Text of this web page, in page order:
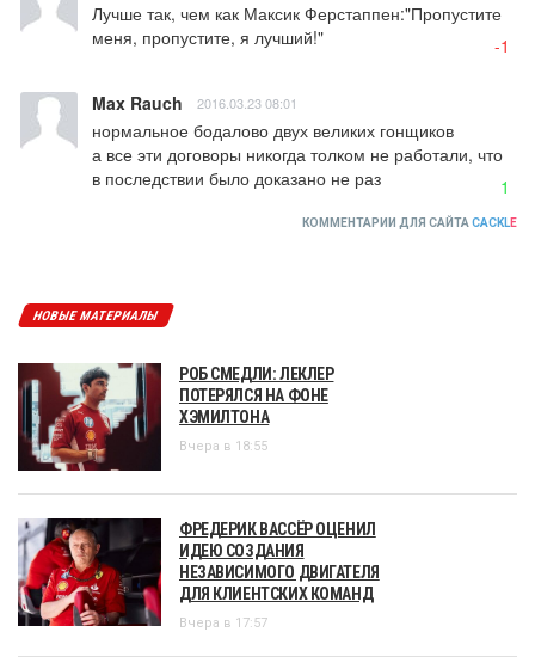
Лучше так, чем как Максик Ферстаппен:"Пропустите
меня, пропустите, я лучший!"
-1
Max Rauch 2016.03.23 08:01
нормальное бодалово двух великих гонщиков
а все эти договоры никогда толком не работали, что
в последствии было доказано не раз
1
КОММЕНТАРИИ ДЛЯ САЙТАCACKLE
НОВЫЕ МАТЕРИАЛЫ
РОБ СМЕДЛИ: ЛЕКЛЕР
ПОТЕРЯЛСЯ НА ФОНЕ
ХЭМИЛТОНА
Вчера в 18:55
ФРЕДЕРИК ВАССЁР ОЦЕНИЛ
ИДЕЮ СОЗДАНИЯ
НЕЗАВИСИМОГО ДВИГАТЕЛЯ
ДЛЯ КЛИЕНТСКИХ КОМАНД
Вчера в 17:57